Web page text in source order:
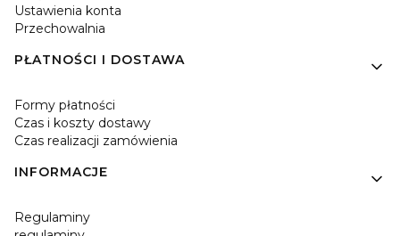
Ustawienia konta
Przechowalnia
PŁATNOŚCI I DOSTAWA
Formy płatności
Czas i koszty dostawy
Czas realizacji zamówienia
INFORMACJE
Regulaminy